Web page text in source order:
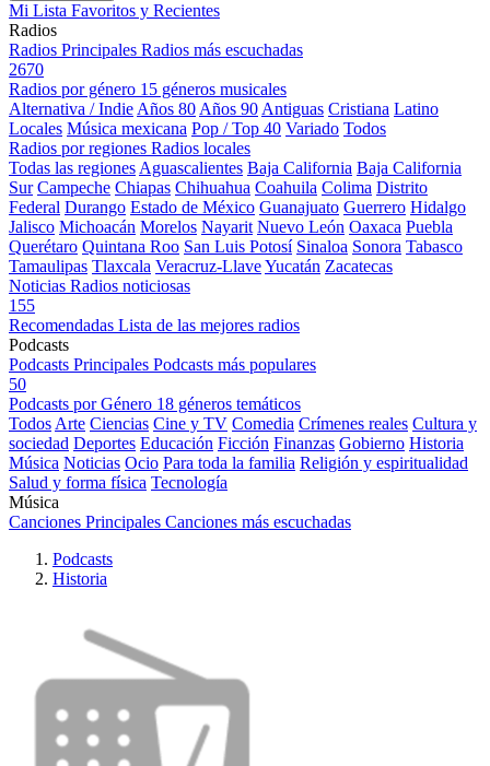
Mi Lista Favoritos y Recientes
Radios
Radios Principales Radios más escuchadas
2670
Radios por género 15 géneros musicales
Alternativa / Indie Años 80 Años 90 Antiguas Cristiana Latino
Locales Música mexicana Pop / Top 40 Variado Todos
Radios por regiones Radios locales
Todas las regiones Aguascalientes Baja California Baja California
Sur Campeche Chiapas Chihuahua Coahuila Colima Distrito
Federal Durango Estado de México Guanajuato Guerrero Hidalgo
Jalisco Michoacán Morelos Nayarit Nuevo León Oaxaca Puebla
Querétaro Quintana Roo San Luis Potosí Sinaloa Sonora Tabasco
Tamaulipas Tlaxcala Veracruz-LlaveYucatán Zacatecas
Noticias Radios noticiosas
155
Recomendadas Lista de las mejores radios
Podcasts
Podcasts Principales Podcasts más populares
50
Podcasts por Género 18 géneros temáticos
Todos Arte Ciencias Cine y TV Comedia Crímenes reales Cultura y
sociedad Deportes Educación Ficción Finanzas Gobierno Historia
Música Noticias Ocio Para toda la familia Religión y espiritualidad
Salud y forma física Tecnología
Música
Canciones Principales Canciones más escuchadas
Podcasts
Historia